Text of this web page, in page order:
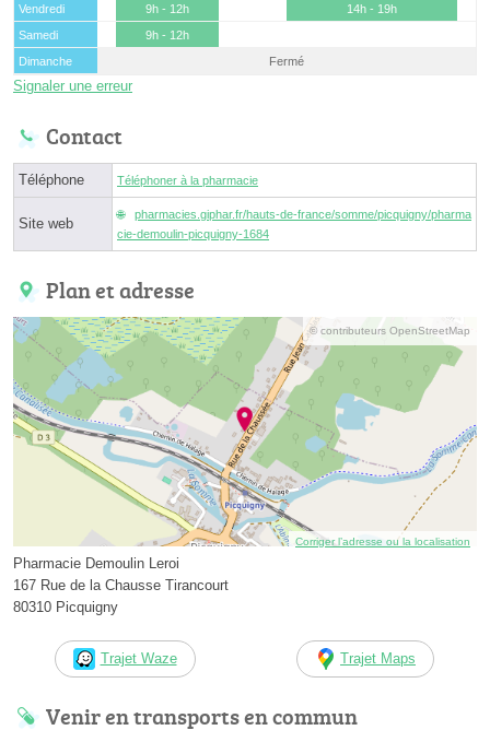
Vendredi
9h - 12h
14h - 19h
Samedi
9h - 12h
Dimanche
Fermé
Signaler une erreur
Contact
Téléphone Téléphoner à la pharmacie
Site web
pharmacies.giphar.fr/hauts-de-france/somme/picquigny/pharma
cie-demoulin-picquigny-1684
Plan et adresse
© contributeurs OpenStreetMap
Corriger l’adresse ou la localisation
Pharmacie Demoulin Leroi
167 Rue de la Chausse Tirancourt
80310 Picquigny
Trajet Waze Trajet Maps
Venir en transports en commun